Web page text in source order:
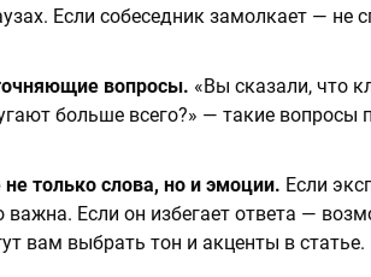
Если собеседник замолкает — не
вопросы. «Вы сказали, что
больше всего?» — такие
только слова, но и эмоции. Если
важна. Если он избегает ответа —
вам выбрать тон и акценты в статье.